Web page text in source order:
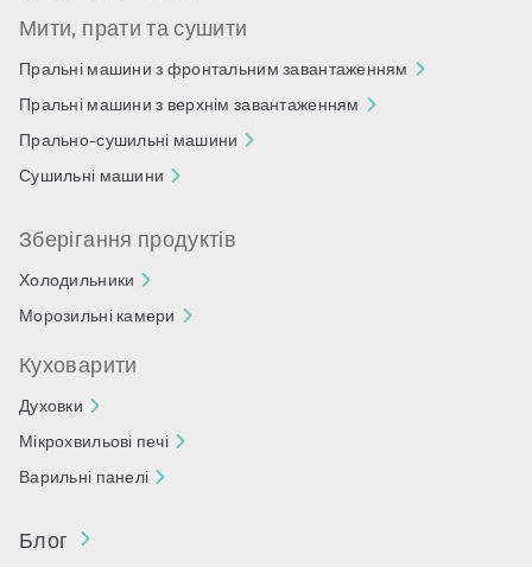
Мити, прати та сушити
Пральні машини з фронтальним завантаженням
Пральні машини з верхнім завантаженням
Прально-сушильні машини
Сушильні машини
Зберігання продуктів
Холодильники
Морозильні камери
Куховарити
Духовки
Мікрохвильові печі
Варильні панелі
Блог